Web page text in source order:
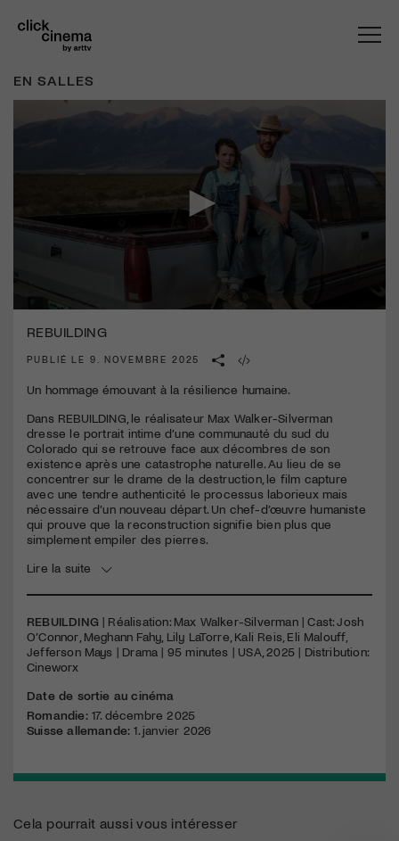
EN SALLES
seconds
19
REBUILDING
PUBLIÉ LE 9. NOVEMBRE 2025
Un hommage émouvant à la résilience humaine.
Dans REBUILDING , le réalisateur Max Walker-Silverman
dresse le portrait intime d’une communauté du sud du
Colorado qui se retrouve face aux décombres de son
existence après une catastrophe naturelle. Au lieu de se
concentrer sur le drame de la destruction, le film capture
avec une tendre authenticité le processus laborieux mais
nécessaire d’un nouveau départ. Un chef-d’œuvre humaniste
qui prouve que la reconstruction signifie bien plus que
simplement empiler des pierres.
Lire la suite
REBUILDING | Réalisation: Max Walker-Silverman | Cast: Josh
O’Connor, Meghann Fahy, Lily LaTorre, Kali Reis, Eli Malouff,
Jefferson Mays | Drama | 95 minutes | USA, 2025 | Distribution:
Cineworx
Date de sortie au cinéma
Romandie:17. décembre 2025
Suisse allemande: 1. janvier 2026
Cela pourrait aussi vous intéresser